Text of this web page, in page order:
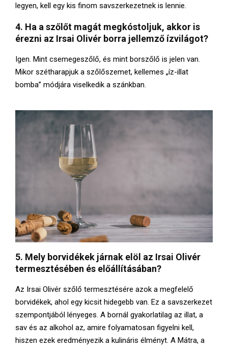
legyen, kell egy kis finom savszerkezetnek is lennie.
4. Ha a szőlőt magát megkóstoljuk, akkor is
érezni az Irsai Olivér borra jellemző ízvilágot?
Igen. Mint csemegeszőlő, és mint borszőlő is jelen van.
Mikor szétharapjuk a szőlőszemet, kellemes „íz-illat
bomba” módjára viselkedik a szánkban.
5. Mely borvidékek járnak elöl az Irsai Olivér
termesztésében és előállításában?
Az Irsai Olivér szőlő termesztésére azok a megfelelő
borvidékek, ahol egy kicsit hidegebb van. Ez a savszerkezet
szempontjából lényeges. A bornál gyakorlatilag az illat, a
sav és az alkohol az, amire folyamatosan figyelni kell,
hiszen ezek eredményezik a kulináris élményt. A Mátra, a